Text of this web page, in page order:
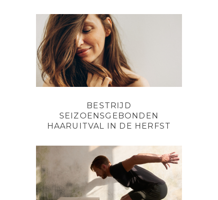
BESTRIJD
SEIZOENSGEBONDEN
HAARUITVAL IN DE HERFST